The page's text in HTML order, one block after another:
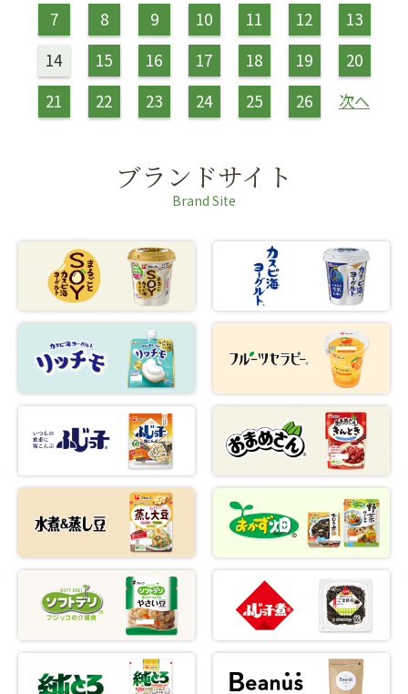
7
8 9 10 11 12
13
14
15 16 17 18 19
20
21
22 23 24 25 26 次へ
ブランドサイト
Brand Site